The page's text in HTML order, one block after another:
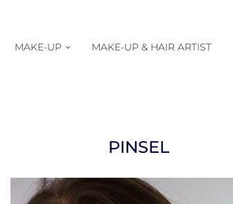
MAKE-UP MAKE-UP & HAIR ARTIST
PINSEL